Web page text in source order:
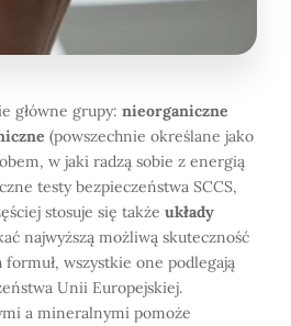
główne grupy: nieorganiczne
(powszechnie określane jako
w jaki radzą sobie z energią
testy bezpieczeństwa SCCS,
stosuje się także układy
najwyższą możliwą skuteczność
wszystkie one podlegają
Unii Europejskiej.
a mineralnymi pomoże